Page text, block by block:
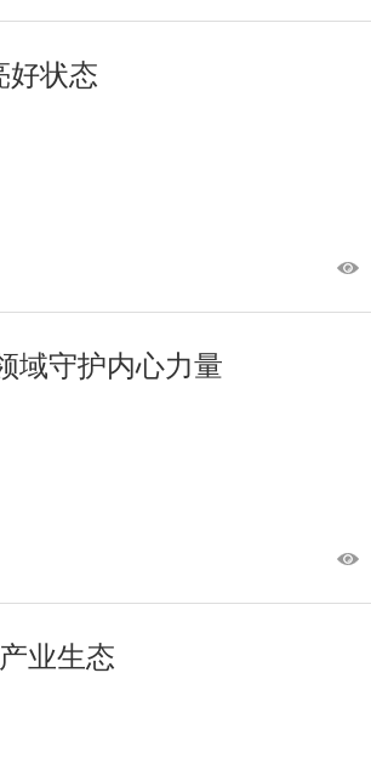
好状态
域守护内心力量
业生态